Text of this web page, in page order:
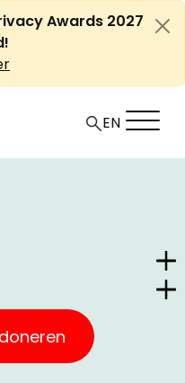
Awards 2027
EN
DE POLITIEK
bereikt
2010